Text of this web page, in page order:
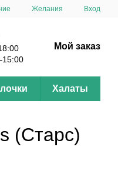
Желания Вход
Мой заказ
Халаты
(Старс)